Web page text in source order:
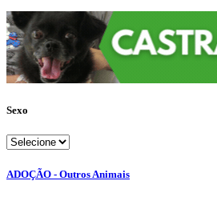
Sexo
ADOÇÃO - Outros Animais